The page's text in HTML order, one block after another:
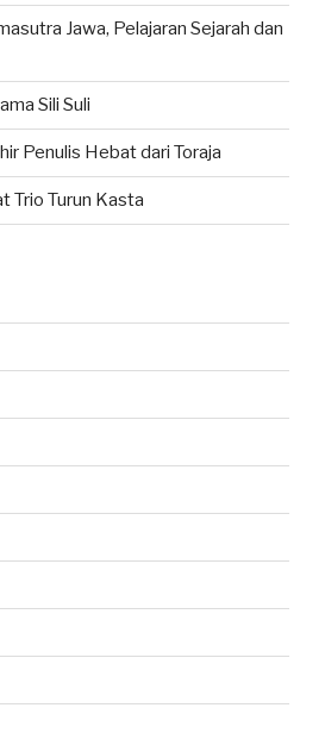
Jawa, Pelajaran Sejarah dan
Sili Suli
Penulis Hebat dari Toraja
Trio Turun Kasta